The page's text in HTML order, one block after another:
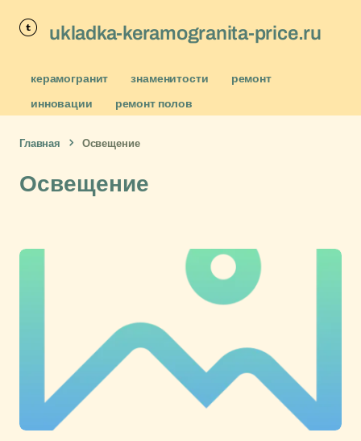
ukladka-keramogranita-price.ru
керамогранит знаменитости
ремонт
инновации
ремонт полов
Главная Освещение
Освещение